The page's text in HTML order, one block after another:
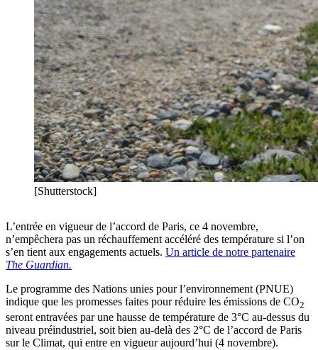
[Shutterstock]
L’entrée en vigueur de l’accord de Paris, ce 4 novembre,
n’empêchera pas un réchauffement accéléré des température si l’on
s’en tient aux engagements actuels. Un article de notre partenaire
The Guardian.
Le programme des Nations unies pour l’environnement (PNUE)
indique que les promesses faites pour réduire les émissions de CO2
seront entravées par une hausse de température de 3°C au-dessus du
niveau préindustriel, soit bien au-delà des 2°C de l’accord de Paris
sur le Climat, qui entre en vigueur aujourd’hui (4 novembre).